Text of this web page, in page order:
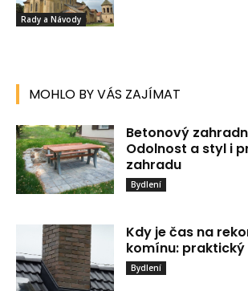
Rady a Návody
MOHLO BY VÁS ZAJÍMAT
Betonový
Odolnost a styl i
zahradu
Bydlení
Kdy je čas na
komínu:
Bydlení